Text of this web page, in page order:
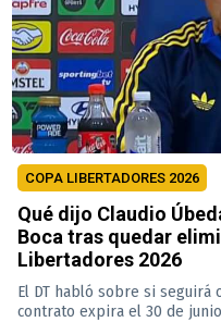
COPA LIBERTADORES 2026
Qué dijo Claudio
Boca tras quedar
Libertadores 2026
El DT habló sobre si seguirá
contrato expira el 30 de